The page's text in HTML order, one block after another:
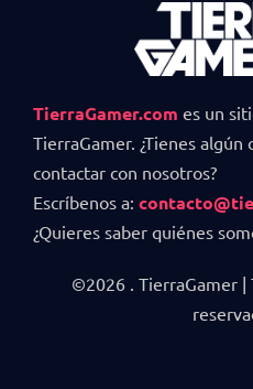
TierraGamer.com es un
TierraGamer. ¿Tienes
contactar con nosotros?
Escríbenos a:
¿Quieres saber quiénes
©2026 . TierraGamer |